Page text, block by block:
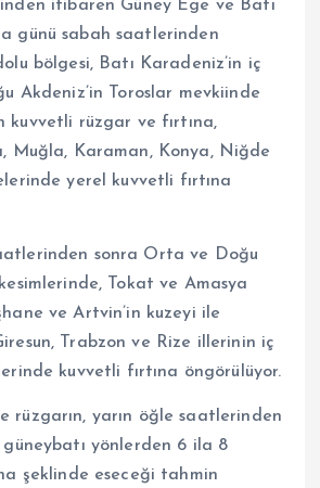
itibaren Güney Ege ve Batı
günü sabah saatlerinden
bölgesi, Batı Karadeniz’in iç
Akdeniz’in Toroslar mevkiinde
kuvvetli rüzgar ve fırtına,
Muğla, Karaman, Konya, Niğde
yerel kuvvetli fırtına
sonra Orta ve Doğu
Tokat ve Amasya
ve Artvin’in kuzeyi ile
Trabzon ve Rize illerinin iç
kuvvetli fırtına öngörülüyor.
rüzgarın, yarın öğle saatlerinden
yönlerden 6 ila 8
şeklinde eseceği tahmin